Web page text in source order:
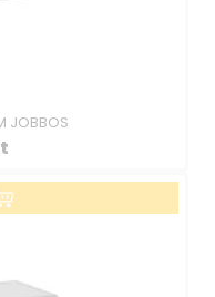
JOBBOS